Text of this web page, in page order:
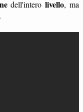
dell'interolivello, ma